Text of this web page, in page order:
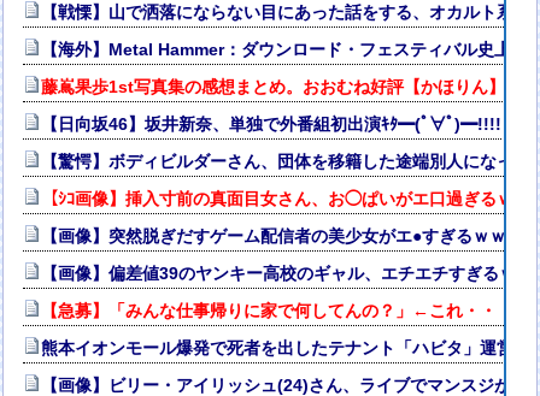
【戦慄】山で洒落にならない目にあった話をする、オカルト系で
【海外】Metal Hammer：ダウンロード・フェスティバル史上
藤嶌果歩1st写真集の感想まとめ。おおむね好評【かほりん】【
【日向坂46】坂井新奈、単独で外番組初出演ｷﾀ━(ﾟ∀ﾟ)━!!!!
【驚愕】ボディビルダーさん、団体を移籍した途端別人になって
【ｼｺ画像】挿入寸前の真面目女さん、お◯ぱいがエ口過ぎるｗｗ
【画像】突然脱ぎだすゲーム配信者の美少女がエ●すぎるｗｗｗ
【画像】偏差値39のヤンキー高校のギャル、エチエチすぎるｗ
【急募】「みんな仕事帰りに家で何してんの？」←これ・・・・
熊本イオンモール爆発で死者を出したテナント「ハビタ」運営
【画像】ビリー・アイリッシュ(24)さん、ライブでマンスジが見